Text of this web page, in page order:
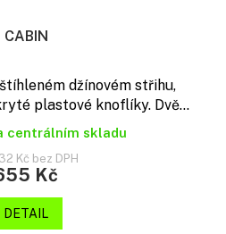
CABIN
džínovém střihu,
plastové knoflíky. Dvě...
centrálním skladu
Kč bez DPH
Kč
DETAIL